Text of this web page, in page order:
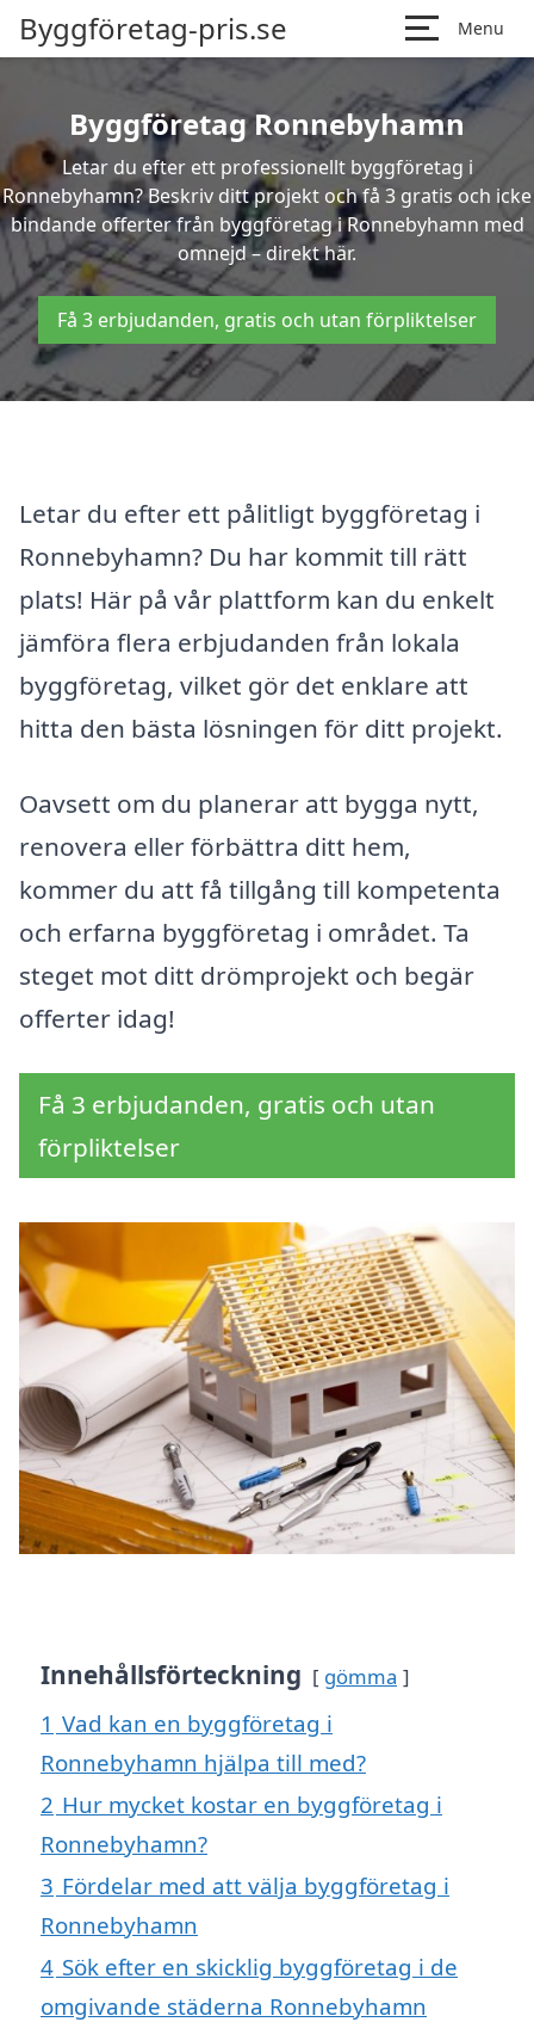
Byggföretag-pris.se Menu
Byggföretag Ronnebyhamn
Letar du efter ett professionellt byggföretag i
Ronnebyhamn? Beskriv ditt projekt och få 3 gratis och icke
bindande offerter från byggföretag i Ronnebyhamn med
omnejd – direkt här.
Få 3 erbjudanden, gratis och utan förpliktelser
Letar du efter ett pålitligt byggföretag i
Ronnebyhamn? Du har kommit till rätt
plats! Här på vår plattform kan du enkelt
jämföra flera erbjudanden från lokala
byggföretag, vilket gör det enklare att
hitta den bästa lösningen för ditt projekt.
Oavsett om du planerar att bygga nytt,
renovera eller förbättra ditt hem,
kommer du att få tillgång till kompetenta
och erfarna byggföretag i området. Ta
steget mot ditt drömprojekt och begär
offerter idag!
Få 3 erbjudanden, gratis och utan
förpliktelser
Innehållsförteckning gömma
1 Vad kan en byggföretag i
Ronnebyhamn hjälpa till med?
2 Hur mycket kostar en byggföretag i
Ronnebyhamn?
3 Fördelar med att välja byggföretag i
Ronnebyhamn
4 Sök efter en skicklig byggföretag i de
omgivande städerna Ronnebyhamn